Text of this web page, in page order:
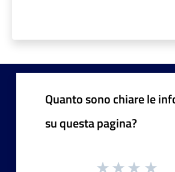
Quanto sono chiare le
su questa pagina?